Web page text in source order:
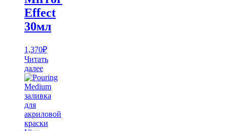
Effect
30мл
1,370₽
Читать
далее